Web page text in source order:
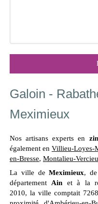
Galoin -
Meximieux
Nos artisans experts en
également en Villieu-Loyes-
en-Bresse, Montalieu-Vercieu
La ville deMeximieux,
département Ain et à la
2010, la ville comptait